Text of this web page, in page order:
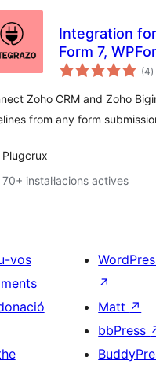
Integration
Form 7,
(4)
Zoho CRM and Zoho
from any form
Plugcrux
70+ instal·lacions actives
vos
↗
Matt ↗
bbPress